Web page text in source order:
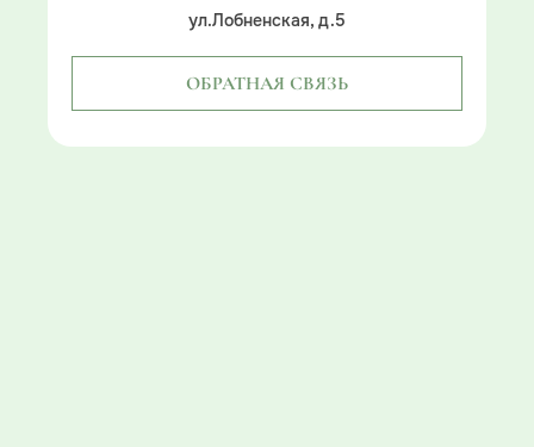
ул.Лобненская, д.5
ОБРАТНАЯ СВЯЗЬ